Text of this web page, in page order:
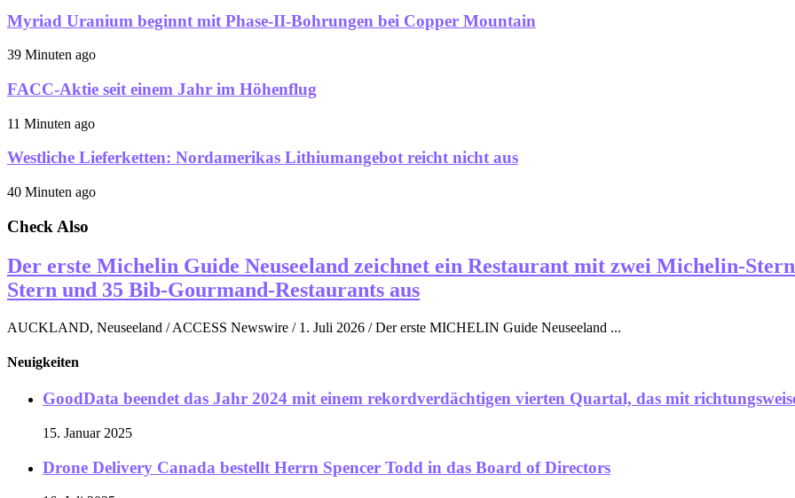
Myriad Uranium beginnt mit Phase-II-Bohrungen bei Copper Mountain
39 Minuten ago
FACC-Aktie seit einem Jahr im Höhenflug
11 Minuten ago
Westliche Lieferketten: Nordamerikas Lithiumangebot reicht nicht aus
40 Minuten ago
Check Also
Der erste Michelin Guide Neuseeland zeichnet ein Restaurant mit zwei Michelin-
Stern und 35 Bib-Gourmand-Restaurants aus
AUCKLAND, Neuseeland / ACCESS Newswire / 1. Juli 2026 / Der erste MICHELIN Guide Neuseeland ...
Neuigkeiten
GoodData beendet das Jahr 2024 mit einem rekordverdächtigen vierten Quartal, das mit
15. Januar 2025
Drone Delivery Canada bestellt Herrn Spencer Todd in das Board of Directors